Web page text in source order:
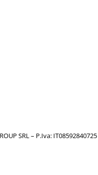
SRL – P.Iva: IT08592840725